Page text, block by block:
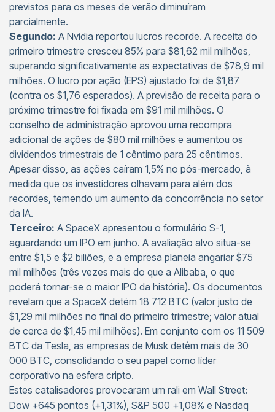
previstos para os meses de verão diminuíram
parcialmente.
Segundo: A Nvidia reportou lucros recorde. A receita do
primeiro trimestre cresceu 85% para $81,62 mil milhões,
superando significativamente as expectativas de $78,9 mil
milhões. O lucro por ação (EPS) ajustado foi de $1,87
(contra os $1,76 esperados). A previsão de receita para o
próximo trimestre foi fixada em $91 mil milhões. O
conselho de administração aprovou uma recompra
adicional de ações de $80 mil milhões e aumentou os
dividendos trimestrais de 1 cêntimo para 25 cêntimos.
Apesar disso, as ações caíram 1,5% no pós-mercado, à
medida que os investidores olhavam para além dos
recordes, temendo um aumento da concorrência no setor
da IA.
Terceiro: A SpaceX apresentou o formulário S-1,
aguardando um IPO em junho. A avaliação alvo situa-se
entre $1,5 e $2 biliões, e a empresa planeia angariar $75
mil milhões (três vezes mais do que a Alibaba, o que
poderá tornar-se o maior IPO da história). Os documentos
revelam que a SpaceX detém 18 712 BTC (valor justo de
$1,29 mil milhões no final do primeiro trimestre; valor atual
de cerca de $1,45 mil milhões). Em conjunto com os 11 509
BTC da Tesla, as empresas de Musk detêm mais de 30
000 BTC, consolidando o seu papel como líder
corporativo na esfera cripto.
Estes catalisadores provocaram um rali em Wall Street:
Dow +645 pontos (+1,31%), S&P 500 +1,08% e Nasdaq